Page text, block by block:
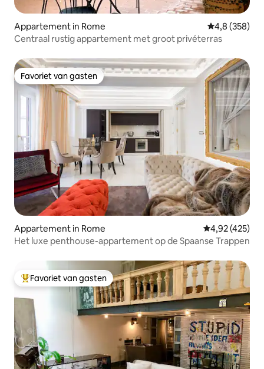
Appartement in Rome Gemiddelde
4,8 (358)
Centraal rustig appartement met groot privéterras
Favoriet van gasten
Favoriet van gasten
Appartement in Rome Gemiddelde
4,92 (425)
Het luxe penthouse-appartement op de Spaanse Trappen
Topfavoriet van gasten
Favoriet van gasten